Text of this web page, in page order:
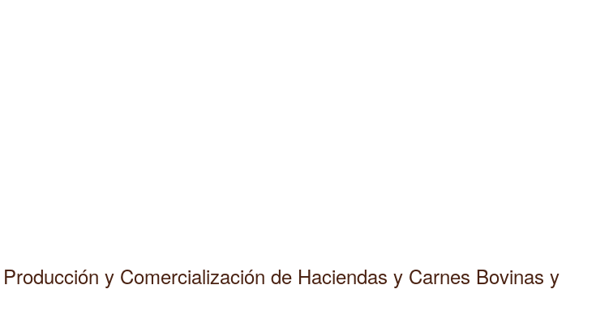
y Comercialización de Haciendas y Carnes Bovinas y